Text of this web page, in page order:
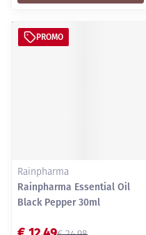
PROMO
Rainpharma
Rainpharma Essential Oil
Black Pepper 30ml